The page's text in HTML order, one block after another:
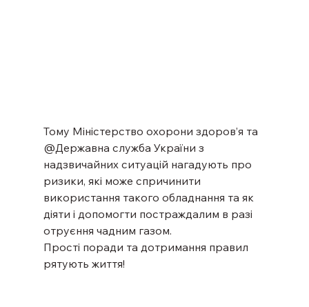
Тому Міністерство охорони здоров’я та
@Державна служба України з
надзвичайних ситуацій нагадують про
ризики, які може спричинити
використання такого обладнання та як
діяти і допомогти постраждалим в разі
отруєння чадним газом.
Прості поради та дотримання правил
рятують життя!